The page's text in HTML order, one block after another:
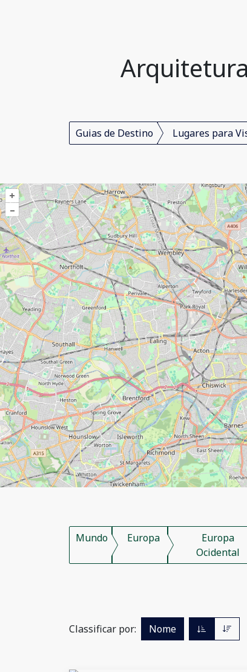
Guias de Destino Lugares para
+
–
Mundo Europa
Europa
Ocidental
Classificar por: Nome